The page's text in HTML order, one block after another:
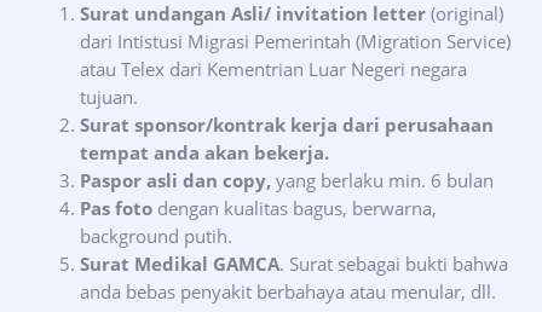
Surat undangan Asli/ invitation letter (original)
dari Intistusi Migrasi Pemerintah (Migration Service)
atau Telex dari Kementrian Luar Negeri negara
tujuan.
Surat sponsor/kontrak kerja dari perusahaan
tempat anda akan bekerja.
Paspor asli dan copy, yang berlaku min. 6 bulan
Pas foto dengan kualitas bagus, berwarna,
background putih.
Surat Medikal GAMCA. Surat sebagai bukti bahwa
anda bebas penyakit berbahaya atau menular, dll.